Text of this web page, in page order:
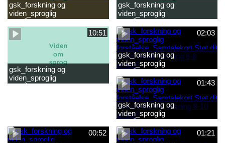
gsk_forskning og
viden_sproglig
forståelse_Snak med dit barn
2-6 år.mp4
gsk_forskning og
viden_sproglig
forståelse_Snak med din
baby 0-6 mdr.mp4
10:51
gsk_forskning og
viden_sproglig
forståelse_Barnets sproglige
02:03
gsk_forskning og
viden_sproglig
forståelse_Samtalekort Støt
dit barns første læsning 6-8
år.mp3
01:43
gsk_forskning og
viden_sproglig
forståelse_Samtalekort Støt
dit barns fortsatte læsning 8-
10 år.mp3
00:52
01:21